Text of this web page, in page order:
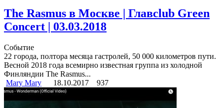
The Rasmus в Москве | Главclub Green
Concert | 03.03.2018
Событие
22 города, полтора месяца гастролей, 50 000 километров пути.
Весной 2018 года всемирно известная группа из холодной
Финляндии The Rasmus...
Mary Mary
18.10.2017 937